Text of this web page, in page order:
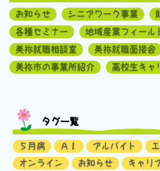
お知らせ シニアワーク事業
各種セミナー
地域産業フィール
美祢就職相談室
美祢就職面接会
美祢市の事業所紹介
高校生キャ
タグ一覧
５月病 ＡＩ アルバイト
オンライン
お知らせ
キャリ